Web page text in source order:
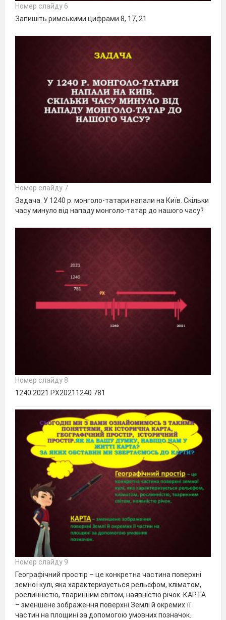
Номер слайду 6
Запишіть римськими цифрами 8, 17, 21
Номер слайду 7
Задача. У 1240 р. монголо-татари напали на Київ. Скільки
часу минуло від нападу монголо-татар до нашого часу?
Номер слайду 8
1240 2021 РХ20211240 781
Номер слайду 9
Географічний простір – це конкретна частина поверхні
земної кулі, яка характеризується рельєфом, кліматом,
рослинністю, тваринним світом, наявністю річок. КАРТА
– зменшене зображення поверхні Землі й окремих її
частин на площині за допомогою умовних позначок.